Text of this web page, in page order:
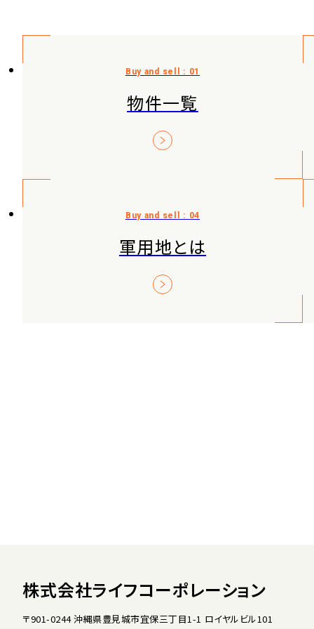
物件一覧
軍用地とは
株式会社ライフコーポレーション
〒901-0244 沖縄県豊見城市宜保三丁目1-1 ロイヤルビル101